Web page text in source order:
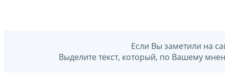
Если Вы заметили на
Выделите текст, который, по Вашему